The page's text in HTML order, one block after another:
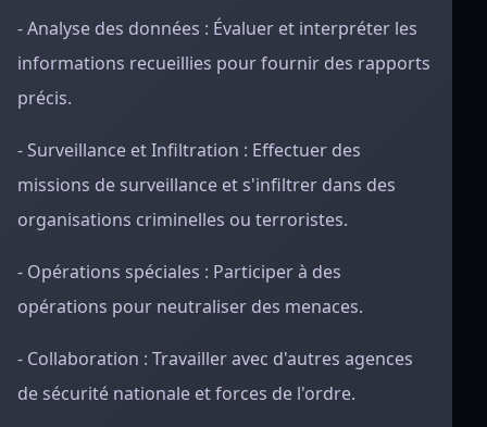
- Analyse des données : Évaluer et interpréter les
informations recueillies pour fournir des rapports
précis.
- Surveillance et Infiltration : Effectuer des
missions de surveillance et s'infiltrer dans des
organisations criminelles ou terroristes.
- Opérations spéciales : Participer à des
opérations pour neutraliser des menaces.
- Collaboration : Travailler avec d'autres agences
de sécurité nationale et forces de l'ordre.